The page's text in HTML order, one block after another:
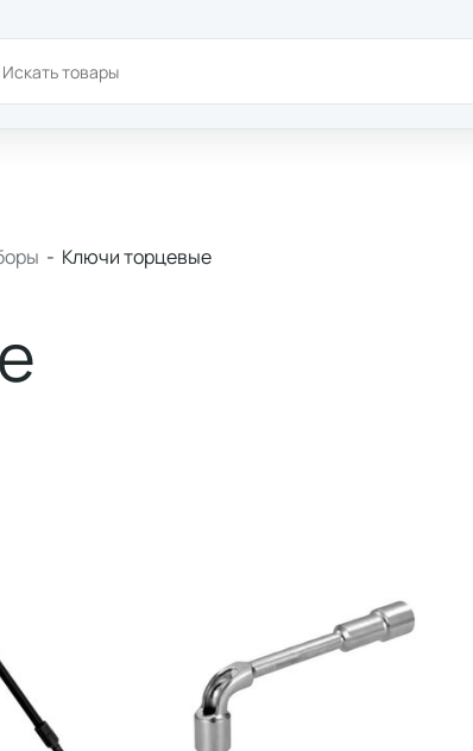
- Ключи торцевые